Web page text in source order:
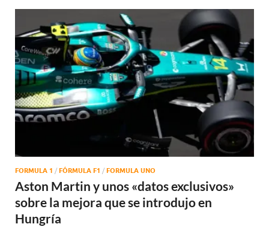
FORMULA 1 / FÓRMULA F1 / FORMULA UNO
Aston Martin y unos «datos exclusivos»
sobre la mejora que se introdujo en
Hungría